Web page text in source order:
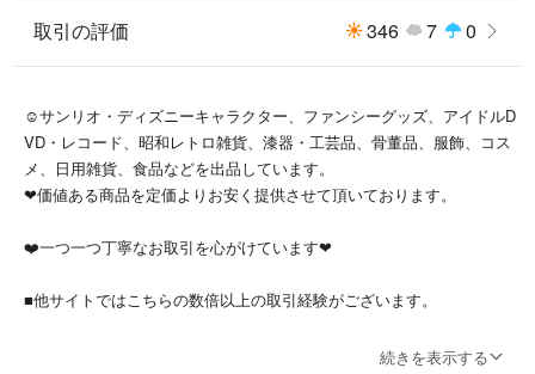
取引の評価 346 7 0
☺️サンリオ・ディズニーキャラクター、ファンシーグッズ、アイドルD
VD・レコード、昭和レトロ雑貨、漆器・工芸品、骨董品、服飾、コス
メ、日用雑貨、食品などを出品しています。
❤価値ある商品を定価よりお安く提供させて頂いております。
❤️一つ一つ丁寧なお取引を心がけています❤
■他サイトではこちらの数倍以上の取引経験がございます。
■販売手数料・送料・状態を考慮して充分にお値下げした価格設定にし
続きを表示する